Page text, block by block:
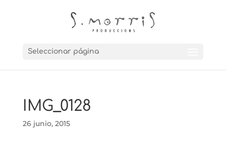
Seleccionar página
IMG_0128
26 junio, 2015